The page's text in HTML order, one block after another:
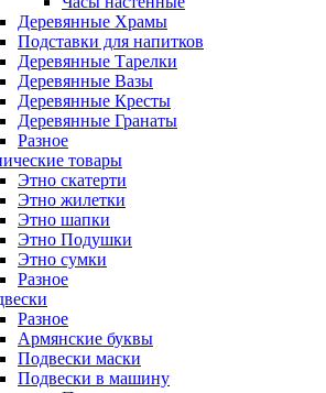
Деревянные Храмы
Подставки для напитков
Деревянные Тарелки
Деревянные Вазы
Деревянные Кресты
Деревянные Гранаты
Разное
товары
Этно скатерти
Этно жилетки
Этно шапки
Этно Подушки
Этно сумки
Разное
Разное
Армянские буквы
Подвески маски
Подвески в машину